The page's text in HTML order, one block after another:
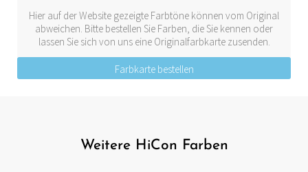
Hier auf der Website gezeigte Farbtöne können vom Original
abweichen. Bitte bestellen Sie Farben, die Sie kennen oder
lassen Sie sich von uns eine Originalfarbkarte zusenden.
Farbkarte bestellen
Weitere HiCon Farben